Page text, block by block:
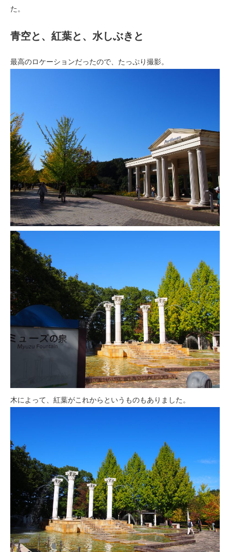
た。
青空と、紅葉と、水しぶきと
最高のロケーションだったので、たっぷり撮影。
木によって、紅葉がこれからというものもありました。